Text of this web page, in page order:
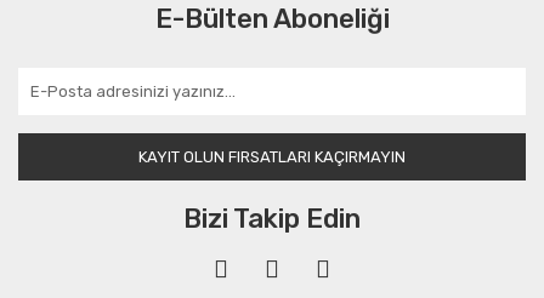
E-Bülten Aboneliği
KAYIT OLUN FIRSATLARI KAÇIRMAYIN
Bizi Takip Edin